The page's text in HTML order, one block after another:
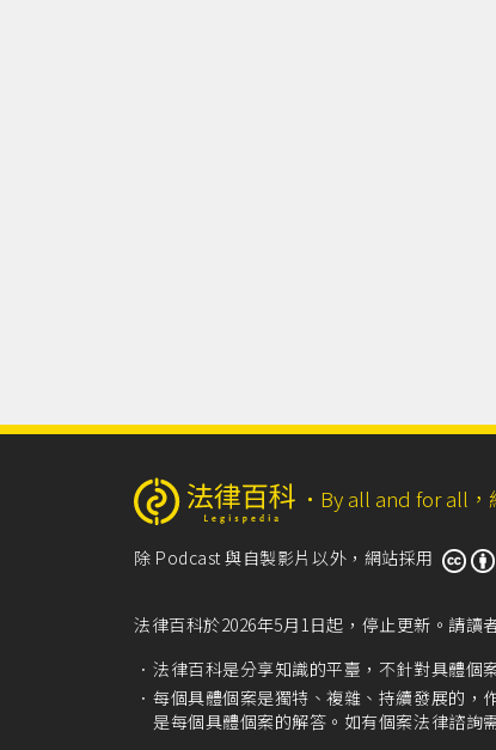
‧ By all and for all，
除 Podcast 與自製影片以外，網站採用
法律百科於2026年5月1日起，停止更新。請讀
法律百科是分享知識的平臺，不針對具體個
每個具體個案是獨特、複雜、持續發展的，
是每個具體個案的解答。如有個案法律諮詢